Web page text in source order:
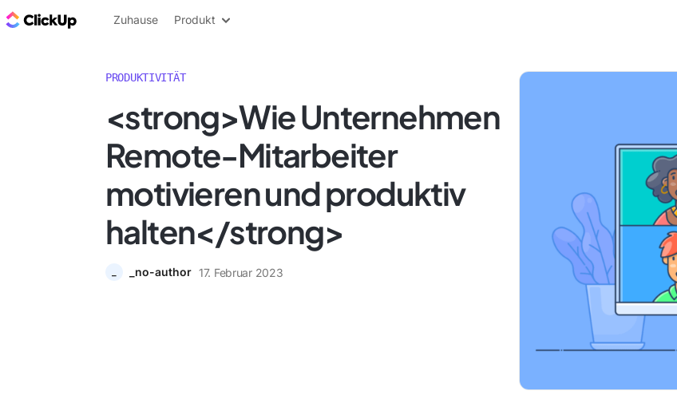
ClickUp Blog
Zuhause Produkt
PRODUKTIVITÄT
<strong>Wie Unternehmen
Remote-Mitarbeiter
motivieren und produktiv
halten</strong>
_no-author 17. Februar 2023